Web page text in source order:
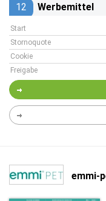
12 Werbemittel
Start
Stornoquote
Cookie
Freigabe
emmi-